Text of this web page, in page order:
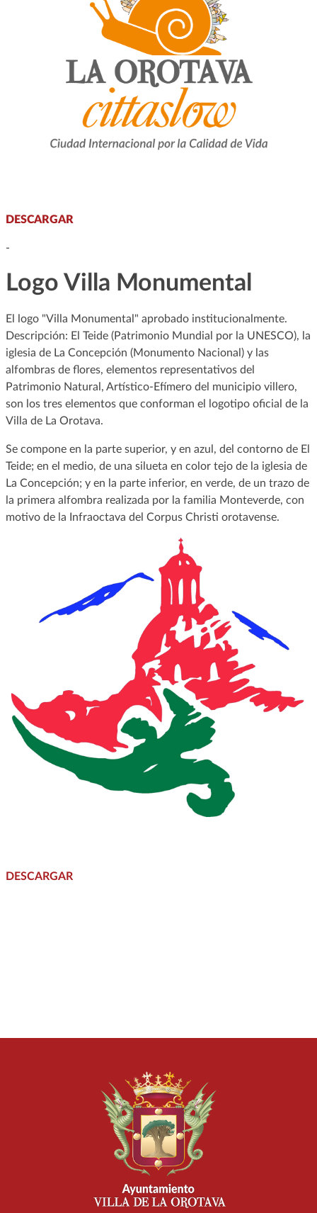
DESCARGAR
-
Logo Villa Monumental
El logo "Villa Monumental" aprobado institucionalmente.
Descripción: El Teide (Patrimonio Mundial por la UNESCO), la
iglesia de La Concepción (Monumento Nacional) y las
alfombras de flores, elementos representativos del
Patrimonio Natural, Artístico-Efímero del municipio villero,
son los tres elementos que conforman el logotipo oficial de la
Villa de La Orotava.
Se compone en la parte superior, y en azul, del contorno de El
Teide; en el medio, de una silueta en color tejo de la iglesia de
La Concepción; y en la parte inferior, en verde, de un trazo de
la primera alfombra realizada por la familia Monteverde, con
motivo de la Infraoctava del Corpus Christi orotavense.
DESCARGAR